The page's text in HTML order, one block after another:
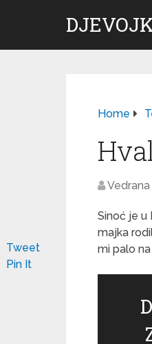
Home
Sinoć je u
majka
mi palo
Tweet
Pin It